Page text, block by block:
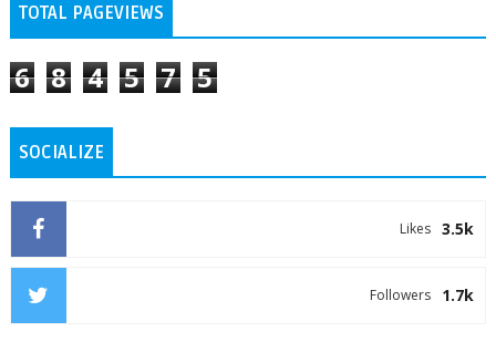
TOTAL PAGEVIEWS
6 8 4 5 7 5
SOCIALIZE
3.5k
Likes
1.7k
Followers